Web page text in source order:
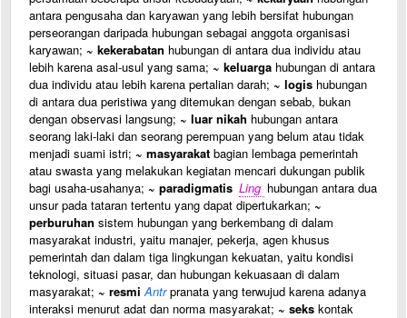
antara pengusaha dan karyawan yang lebih bersifat hubungan
perseorangan daripada hubungan sebagai anggota organisasi
karyawan; ~ kekerabatan hubungan di antara dua individu atau
lebih karena asal-usul yang sama; ~ keluarga hubungan di antara
dua individu atau lebih karena pertalian darah; ~ logis hubungan
di antara dua peristiwa yang ditemukan dengan sebab, bukan
dengan observasi langsung; ~ luar nikah hubungan antara
seorang laki-laki dan seorang perempuan yang belum atau tidak
menjadi suami istri; ~ masyarakat bagian lembaga pemerintah
atau swasta yang melakukan kegiatan mencari dukungan publik
bagi usaha-usahanya; ~ paradigmatis Ling hubungan antara dua
unsur pada tataran tertentu yang dapat dipertukarkan; ~
perburuhan sistem hubungan yang berkembang di dalam
masyarakat industri, yaitu manajer, pekerja, agen khusus
pemerintah dan dalam tiga lingkungan kekuatan, yaitu kondisi
teknologi, situasi pasar, dan hubungan kekuasaan di dalam
masyarakat; ~ resmi Antrpranata yang terwujud karena adanya
interaksi menurut adat dan norma masyarakat; ~ seks kontak